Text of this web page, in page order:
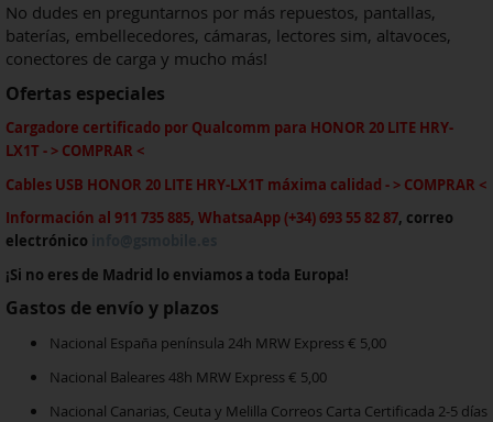
No dudes en preguntarnos por más repuestos, pantallas,
baterías, embellecedores, cámaras, lectores sim, altavoces,
conectores de carga y mucho más!
Ofertas especiales
Cargadore certificado por Qualcomm para HONOR 20 LITE HRY-
LX1T - > COMPRAR <
Cables USB HONOR 20 LITE HRY-LX1T máxima calidad - > COMPRAR <
Información al 911 735 885, WhatsaApp (+34) 693 55 82 87, correo
electrónico
¡Si no eres de Madrid lo enviamos a toda Europa!
Gastos de envío y plazos
Nacional España península 24h MRW Express € 5,00
Nacional Baleares 48h MRW Express € 5,00
Nacional Canarias, Ceuta y Melilla Correos Carta Certificada 2-5 días